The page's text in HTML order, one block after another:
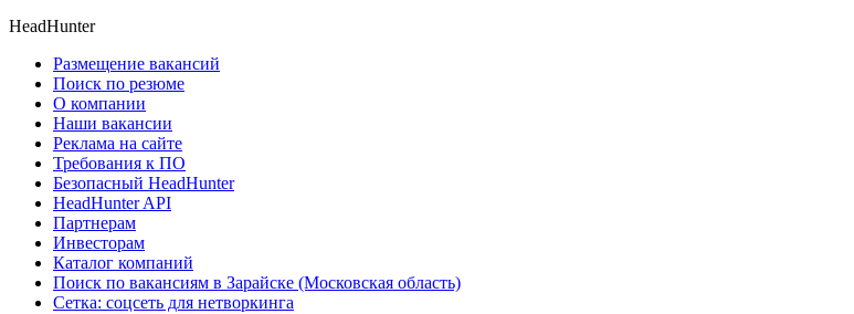
HeadHunter
Размещение вакансий
Поиск по резюме
О компании
Наши вакансии
Реклама на сайте
Требования к ПО
Безопасный HeadHunter
HeadHunter API
Партнерам
Инвесторам
Каталог компаний
Поиск по вакансиям в Зарайске (Московская область)
Сетка: соцсеть для нетворкинга